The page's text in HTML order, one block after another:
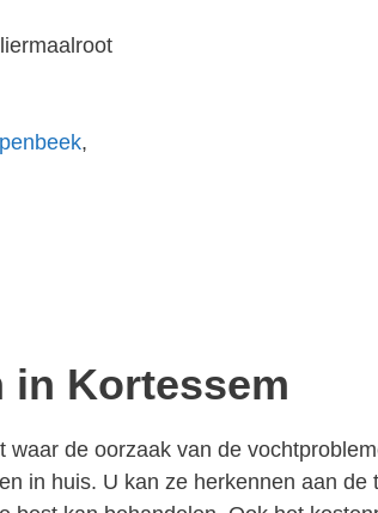
,
in Kortessem
de oorzaak van de
in huis. U kan ze herkennen aan